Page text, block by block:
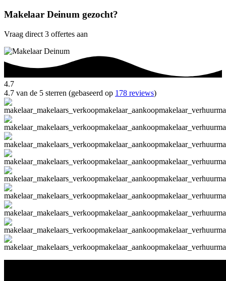
Makelaar Deinum gezocht?
Vraag direct 3 offertes aan
4.7
4.7 van de 5 sterren (gebaseerd op 178 reviews)